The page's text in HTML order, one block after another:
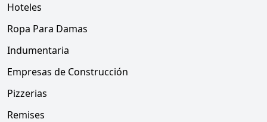
Hoteles
Ropa Para Damas
Indumentaria
Empresas de Construcción
Pizzerias
Remises